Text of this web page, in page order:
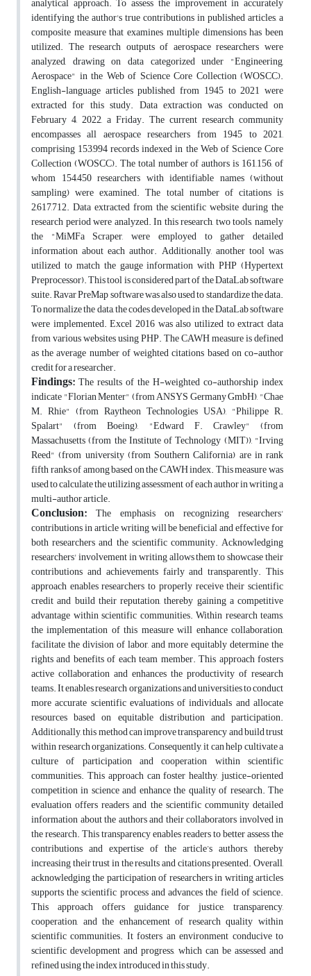
identifying the author's true contributions in published articles, a
composite measure that examines multiple dimensions has been
utilized. The research outputs of aerospace researchers were
analyzed, drawing on data categorized under "Engineering,
Aerospace" in the Web of Science Core Collection (WOSCC).
English-language articles published from 1945 to 2021 were
extracted for this study. Data extraction was conducted on
February 4, 2022, a Friday. The current research community
encompasses all aerospace researchers from 1945 to 2021,
comprising 153,994 records indexed in the Web of Science Core
Collection (WOSCC). The total number of authors is 161,156, of
whom 154,450 researchers with identifiable names (without
sampling) were examined. The total number of citations is
2,617,712. Data extracted from the scientific website during the
research period were analyzed. In this research, two tools, namely
the "MiMFa Scraper, were employed to gather detailed
information about each author. Additionally, another tool was
utilized to match the gauge information with PHP (Hypertext
Preprocessor). This tool is considered part of the DataLab software
suite. Ravar PreMap software was also used to standardize the data.
To normalize the data, the codes developed in the DataLab software
were implemented. Excel 2016 was also utilized to extract data
from various websites using PHP. The CAWH measure is defined
as the average number of weighted citations based on co-author
credit for a researcher.
Findings:The results of the H-weighted co-authorship index
indicate "Florian Menter" (from ANSYS Germany GmbH), "Chae
M. Rhie" (from Raytheon Technologies USA), "Philippe R.
Spalart" (from Boeing), "Edward F. Crawley" (from
Massachusetts (from the Institute of Technology (MIT)), "Irving
Reed" (from university (from Southern California) are in rank
fifth ranks of among based on the CAWH index. This measure was
used to calculate the utilizing assessment of each author in writing a
multi-author article.
Conclusion: The emphasis on recognizing researchers'
contributions in article writing will be beneficial and effective for
both researchers and the scientific community. Acknowledging
researchers' involvement in writing allows them to showcase their
contributions and achievements fairly and transparently. This
approach enables researchers to properly receive their scientific
credit and build their reputation, thereby gaining a competitive
advantage within scientific communities. Within research teams,
the implementation of this measure will enhance collaboration,
facilitate the division of labor, and more equitably determine the
rights and benefits of each team member. This approach fosters
active collaboration and enhances the productivity of research
teams. It enables research organizations and universities to conduct
more accurate scientific evaluations of individuals and allocate
resources based on equitable distribution and participation.
Additionally, this method can improve transparency and build trust
within research organizations. Consequently, it can help cultivate a
culture of participation and cooperation within scientific
communities. This approach can foster healthy, justice-oriented
competition in science and enhance the quality of research. The
evaluation offers readers and the scientific community detailed
information about the authors and their collaborators involved in
the research. This transparency enables readers to better assess the
contributions and expertise of the article’s authors, thereby
increasing their trust in the results and citations presented. Overall,
acknowledging the participation of researchers in writing articles
supports the scientific process and advances the field of science.
This approach offers guidance for justice, transparency,
cooperation, and the enhancement of research quality within
scientific communities. It fosters an environment conducive to
scientific development and progress, which can be assessed and
refined using the index introduced in this study.